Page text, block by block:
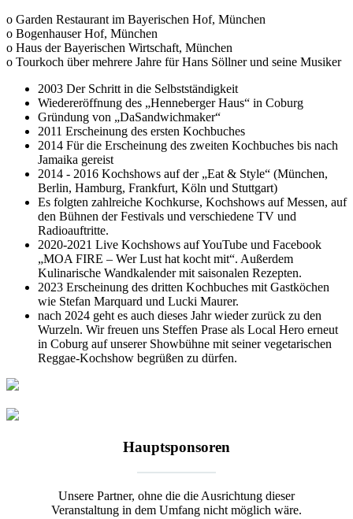
o Garden Restaurant im Bayerischen Hof, München
o Bogenhauser Hof, München
o Haus der Bayerischen Wirtschaft, München
o Tourkoch über mehrere Jahre für Hans Söllner und seine Musiker
2003 Der Schritt in die Selbstständigkeit
Wiedereröffnung des „Henneberger Haus“ in Coburg
Gründung von „DaSandwichmaker“
2011 Erscheinung des ersten Kochbuches
2014 Für die Erscheinung des zweiten Kochbuches bis nach
Jamaika gereist
2014 - 2016 Kochshows auf der „Eat & Style“ (München,
Berlin, Hamburg, Frankfurt, Köln und Stuttgart)
Es folgten zahlreiche Kochkurse, Kochshows auf Messen, auf
den Bühnen der Festivals und verschiedene TV und
Radioauftritte.
2020-2021 Live Kochshows auf YouTube und Facebook
„MOA FIRE – Wer Lust hat kocht mit“. Außerdem
Kulinarische Wandkalender mit saisonalen Rezepten.
2023 Erscheinung des dritten Kochbuches mit Gastköchen
wie Stefan Marquard und Lucki Maurer.
nach 2024 geht es auch dieses Jahr wieder zurück zu den
Wurzeln. Wir freuen uns Steffen Prase als Local Hero erneut
in Coburg auf unserer Showbühne mit seiner vegetarischen
Reggae-Kochshow begrüßen zu dürfen.
Hauptsponsoren
Unsere Partner, ohne die die Ausrichtung dieser
Veranstaltung in dem Umfang nicht möglich wäre.